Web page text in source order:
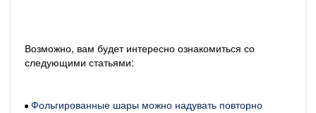
Возможно, вам будет интересно ознакомиться со
следующими статьями:
Фольгированные шары можно надувать повторно